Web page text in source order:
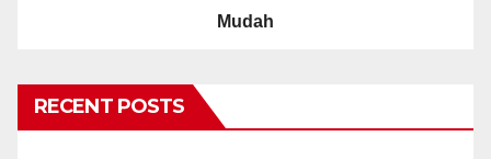
Mudah
RECENT POSTS